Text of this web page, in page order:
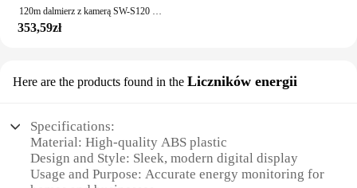
120m dalmierz z kamerą SW-S120 wysokiej jakości dalmierz laserowy obszar objętość cyfrowa linijka kątowa taśma miernicza SNDWAY oryginał
353,59zł
Here are the products found in the Liczników energii
Specifications:
Material: High-quality ABS plastic
Design and Style: Sleek, modern digital display
Usage and Purpose: Accurate energy monitoring for